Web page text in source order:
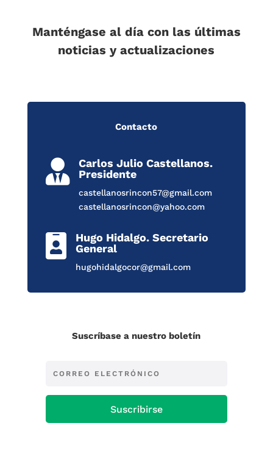
Manténgase al día con las últimas
noticias y actualizaciones
Contacto

Carlos Julio Castellanos.
Presidente
castellanosrincon57@gmail.com
castellanosrincon@yahoo.com

Hugo Hidalgo. Secretario
General
hugohidalgocor@gmail.com
Suscríbase a nuestro boletín
Suscribirse